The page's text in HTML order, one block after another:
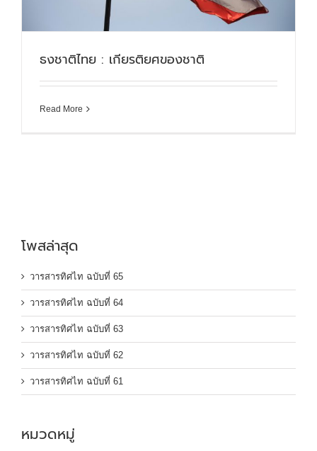
ธงชาติไทย : เกียรติยศของชาติ
Read More
โพสล่าสุด
วารสารทิศไท ฉบับที่ 65
วารสารทิศไท ฉบับที่ 64
วารสารทิศไท ฉบับที่ 63
วารสารทิศไท ฉบับที่ 62
วารสารทิศไท ฉบับที่ 61
หมวดหมู่